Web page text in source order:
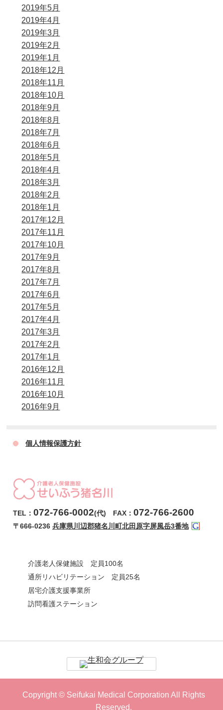
2019年5月
2019年4月
2019年3月
2019年2月
2019年1月
2018年12月
2018年11月
2018年10月
2018年9月
2018年8月
2018年7月
2018年6月
2018年5月
2018年4月
2018年3月
2018年2月
2018年1月
2017年12月
2017年11月
2017年10月
2017年9月
2017年8月
2017年7月
2017年6月
2017年5月
2017年4月
2017年3月
2017年2月
2017年1月
2016年12月
2016年11月
2016年10月
2016年9月
個人情報保護方針
TEL：072-766-0002(代) FAX：072-766-2600
〒666-0236兵庫県川辺郡猪名川町北田原字屏風岳3番地
介護老人保健施設 定員100名
通所リハビリテーション 定員25名
居宅介護支援事業所
訪問看護ステーション
Copyright © Seifukai Medical Corporation All Rights
Reserved.